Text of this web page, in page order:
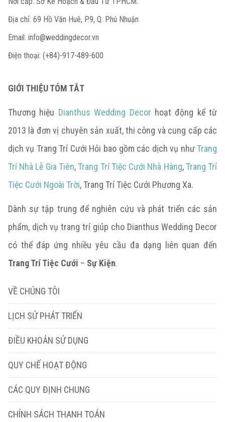
Địa chỉ: 69 Hồ Văn Huê, P.9, Q. Phú Nhuận
Email: info@weddingdecor.vn
Điện thoại: (+84)-917-489-600
GIỚI THIỆU TÓM TẮT
Thương hiệu Dianthus Wedding Decor hoạt động kể từ
2013 là đơn vị chuyên sản xuất, thi công và cung cấp các
dịch vụ Trang Trí Cưới Hỏi bao gồm các dịch vụ nhưTrang
Trí Nhà Lễ Gia Tiên,Trang Trí Tiệc Cưới Nhà Hàng,Trang Trí
Tiệc Cưới Ngoài Trời, Trang Trí Tiệc Cưới Phương Xa.
Dành sự tập trung để nghiên cứu và phát triển các sản
phẩm, dịch vụ trang trí giúp cho Dianthus Wedding Decor
có thể đáp ứng nhiều yêu cầu đa dạng liên quan đến
Trang Trí Tiệc Cưới – Sự Kiện.
VỀ CHÚNG TÔI
LỊCH SỬ PHÁT TRIỂN
ĐIỀU KHOẢN SỬ DỤNG
QUY CHẾ HOẠT ĐỘNG
CÁC QUY ĐỊNH CHUNG
CHÍNH SÁCH THANH TOÁN